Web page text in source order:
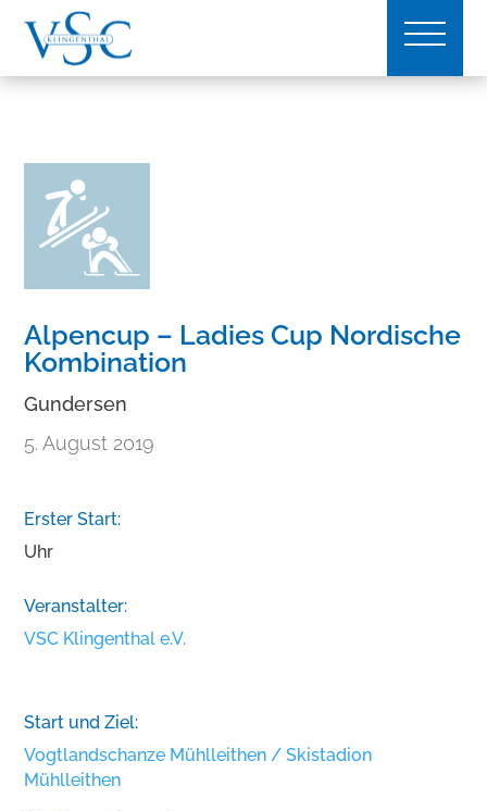
Alpencup – Ladies Cup Nordische
Kombination
Gundersen
5. August 2019
Erster Start:
Uhr
Veranstalter:
VSC Klingenthal e.V.
Start und Ziel:
Vogtlandschanze Mühlleithen / Skistadion
Mühlleithen